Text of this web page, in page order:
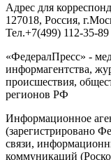
Адрес для
127018, Россия, г.
Тел.+7(499) 112-35-89
«ФедералПресс» -
информагентства,
происшествия,
регионов РФ
Информационное
(зарегистрировано
связи,
коммуникаций